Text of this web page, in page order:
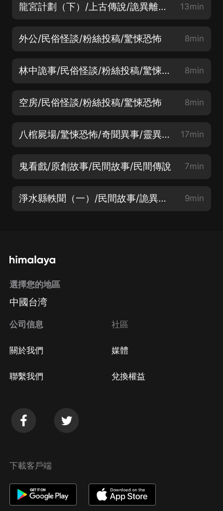
龍宮計劃（下）/上古傳說/詭異離奇/驚悚恐怖 13min
外公/民俗怪談/粉絲投稿/驚悚恐怖 8min
林中詭事/民俗怪談/粉絲投稿/驚悚恐怖 8min
空房/民俗怪談/粉絲投稿/驚悚恐怖 8min
八棺屍場/驚悚恐怖/奇聞異事/靈異事件 17min
鬼看戲/原創故事/民間故事/民間傳說 7min
淨水縣軼聞（一）/民間故事/詭異傳說/驚悚恐怖 9min
選擇您的地區
中國台湾
公司信息
關於我們
聯繫我們
社區
媒體
兌換權益
下載客戶端